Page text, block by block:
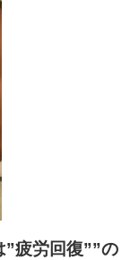
疲労回復””の